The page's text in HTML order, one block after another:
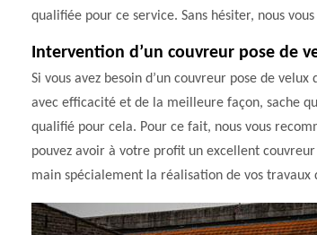
qualifiée pour ce service. Sans hésiter, nous
Intervention d’un couvreur pose de
Si vous avez besoin d’un couvreur pose de
avec efficacité et de la meilleure façon, sache
qualifié pour cela. Pour ce fait, nous vous
pouvez avoir à votre profit un excellent
main spécialement la réalisation de vos travaux